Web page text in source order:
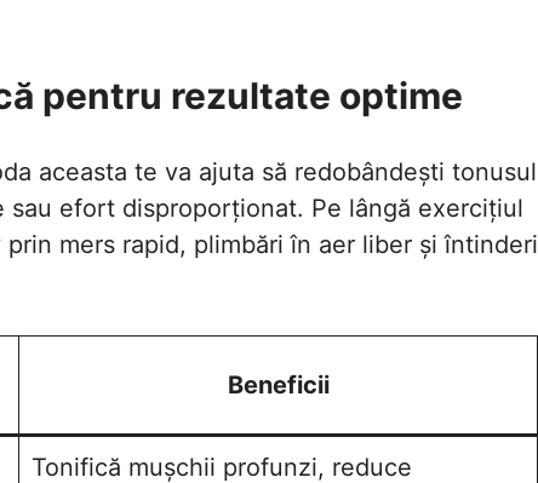
pentru rezultate optime
aceasta te va ajuta să redobândești tonusul
efort disproporționat. Pe lângă exercițiul
mers rapid, plimbări în aer liber și întinderi
Beneficii
Tonifică mușchii profunzi, reduce